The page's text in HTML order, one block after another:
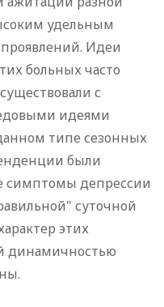
удельным
Идеи
больных часто
с
идеями
типе сезонных
были
симптомы депрессии
суточной
этих
динамичностью